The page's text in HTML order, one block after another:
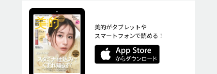
美的がタブレットや
スマートフォンで読める！